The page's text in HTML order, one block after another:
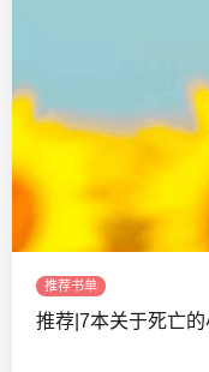
推荐书单
推荐|7本关于死亡